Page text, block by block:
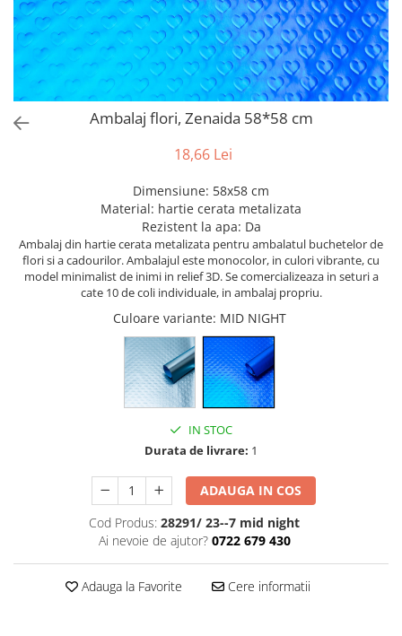
Vaze din sticla
Vase
Vase din ceramica
Mobilier urban
Scaune
Cala
Scabiosa
Tropicale
Buchete artificiale
Bujor
Minirosa
Ranunculus
Trandafir
Crengi decorative
Kit-uri Baloane
Rafii, clipsuri,pompe
Accesorii petrecere
Cake toppers
Decoratiuni baloane
Ochelari party
Lumanari si accesorii tort
Panou decorativ
Pompoane
Petrecere Tematica
Ambalaj flori, Zenaida 58*58 cm
18,66 Lei
Dimensiune: 58x58 cm
Material: hartie cerata metalizata
Rezistent la apa: Da
Ambalaj din hartie cerata metalizata pentru ambalatul buchetelor de
flori si a cadourilor. Ambalajul este monocolor, in culori vibrante, cu
model minimalist de inimi in relief 3D. Se comercializeaza in seturi a
cate 10 de coli individuale, in ambalaj propriu.
Culoare variante: MID NIGHT
IN STOC
Durata de livrare: 1
ADAUGA IN COS
Cod Produs: 28291/ 23--7 mid night
Ai nevoie de ajutor? 0722 679 430
Adauga la Favorite Cere informatii